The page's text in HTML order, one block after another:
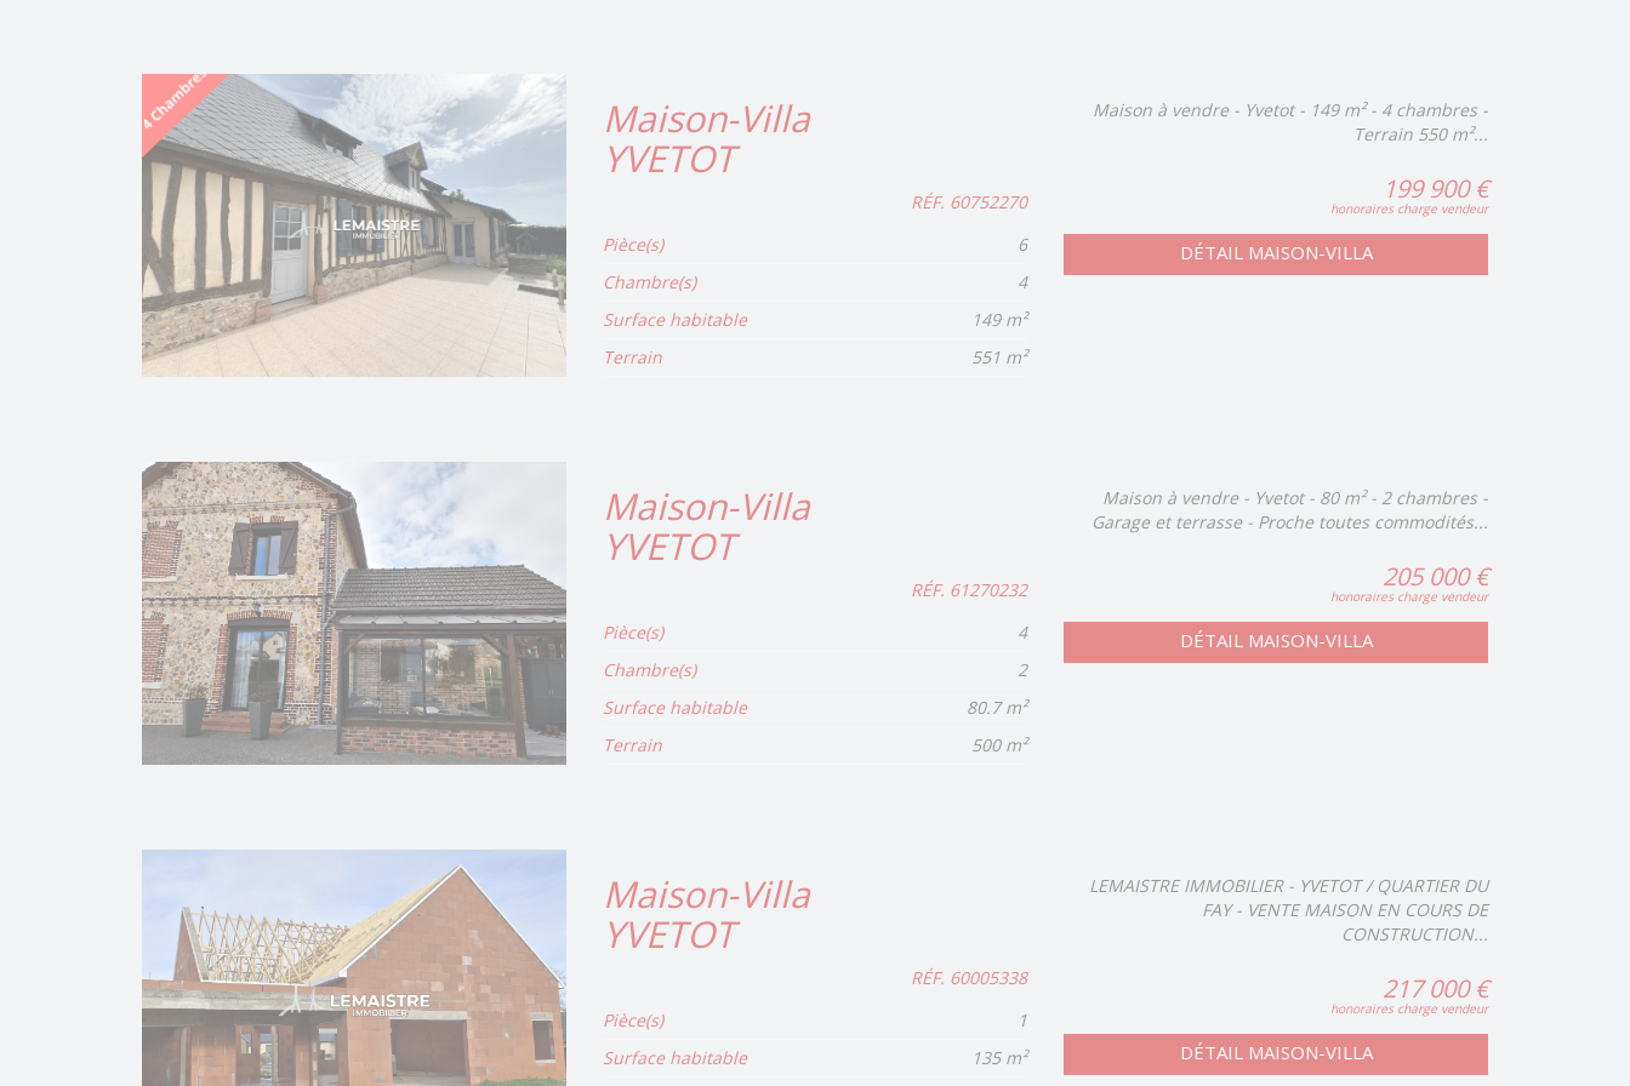
Maison-Villa
YVETOT
RÉF. 60752270
Pièce(s)
6
Chambre(s)
4
Surface habitable
149 m²
Terrain
551 m²
Maison à vendre - Yvetot - 149 m² - 4 chambres -
Terrain 550 m²...
199 900 €
honoraires charge vendeur
DÉTAIL MAISON-VILLA
Maison-Villa
YVETOT
RÉF. 61270232
Pièce(s)
4
Chambre(s)
2
Surface habitable
80.7 m²
Terrain
500 m²
Maison à vendre - Yvetot - 80 m² - 2 chambres -
Garage et terrasse - Proche toutes commodités...
205 000 €
honoraires charge vendeur
DÉTAIL MAISON-VILLA
Maison-Villa
YVETOT
RÉF. 60005338
Pièce(s)
1
Surface habitable
135 m²
LEMAISTRE IMMOBILIER - YVETOT / QUARTIER DU
FAY - VENTE MAISON EN COURS DE
CONSTRUCTION...
217 000 €
honoraires charge vendeur
DÉTAIL MAISON-VILLA